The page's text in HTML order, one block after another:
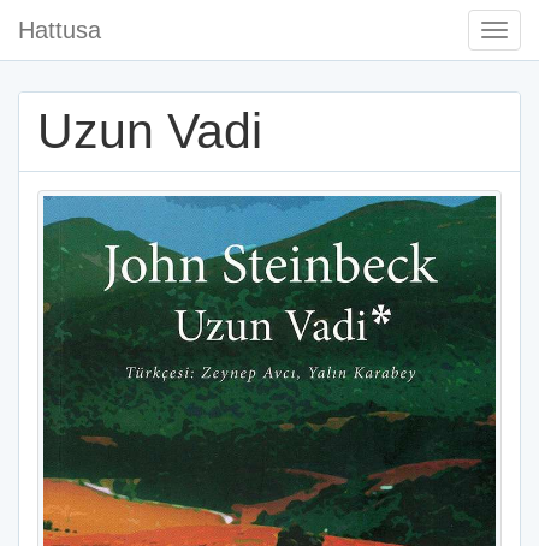
Hattusa
Uzun Vadi